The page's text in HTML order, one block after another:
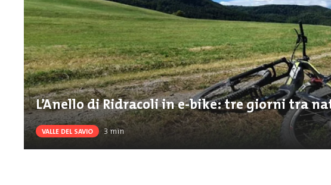
L’Anello di Ridracoli in e-bike: tre giorni tra
VALLE DEL SAVIO 3 min